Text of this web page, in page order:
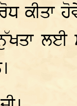
ਕੀਤਾ
ਲਈ